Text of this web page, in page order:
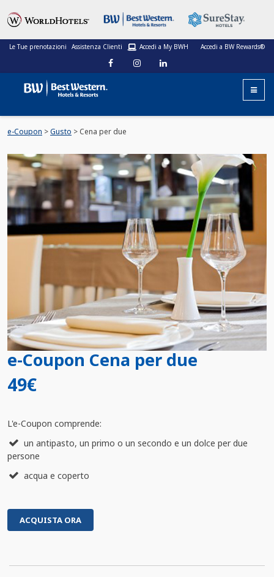
Le Tue prenotazioni Assistenza Clienti Accedi a My BWH Accedi a BW Rewards®
e-Coupon >Gusto > Cena per due
e-Coupon Cena per due
49€
L'e-Coupon comprende:
un antipasto, un primo o un secondo e un dolce per due
persone
acqua e coperto
ACQUISTA ORA